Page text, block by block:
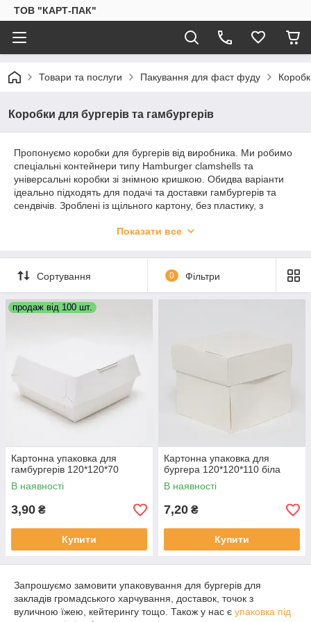
ТОВ "КАРТ-ПАК"
Товари та послуги Пакування для фаст фуду
Коробки для бургерів та гамбургерів
Пропонуємо коробки для бургерів від виробника. Ми робимо
спеціальні контейнери типу Hamburger clamshells та
універсальні коробки зі знімною кришкою. Обидва варіанти
ідеально підходять для подачі та доставки гамбургерів та
сендвічів. Зроблені із щільного картону, без пластику, з
протіканню соусу та олії. Натуральне та нетоксичне
продукту. Можна використовувати в мікрохвильовій печі.
Щоб замовити коробки для бургерів оптом в інтернет-
магазині ТОВ "Карт-Пак", залиште заявку на сайті або
зателефонуйте за номером, вказаним у "Контактах".
Менеджер зв'яжеться з вами найближчим часом.
Показати все
Сортування 0 Фільтри
продаж від 100 шт.
Картонна упаковка для
гамбургерів 120*120*70
В наявності
3,90 ₴
Купити
Картонна упаковка для
бургера 120*120*110 біла
В наявності
7,20 ₴
Купити
Запрошуємо замовити упаковування для бургерів для
закладів громадського харчування, доставок, точок з
вуличною їжею, кейтерингу тощо. Також у нас є упаковка під